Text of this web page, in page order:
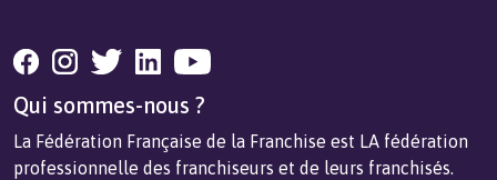
Qui sommes-nous ?
La Fédération Française de la Franchise est LA fédération
professionnelle des franchiseurs et de leurs franchisés.